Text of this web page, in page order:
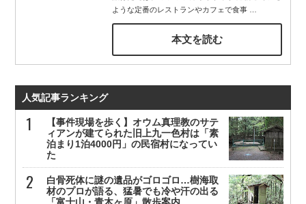
ような定番のレストランやカフェで食事…
本文を読む
人気記事ランキング
【事件現場を歩く】オウム真理教のサテ
ィアンが建てられた旧上九一色村は「素
泊まり1泊4000円」の民宿村になってい
た
白骨死体に謎の遺品がゴロゴロ…樹海取
材のプロが語る、猛暑でも冷や汗の出る